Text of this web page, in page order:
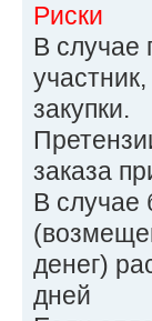
Риски
В случае
закупки.
заказа
В случае
денег)
дней